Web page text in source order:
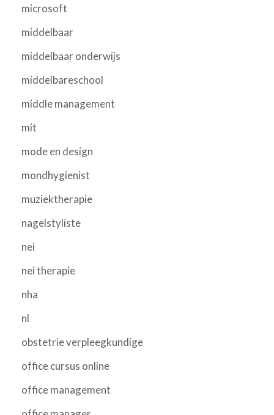
microsoft
middelbaar
middelbaar onderwijs
middelbareschool
middle management
mit
mode en design
mondhygienist
muziektherapie
nagelstyliste
nei
nei therapie
nha
nl
obstetrie verpleegkundige
office cursus online
office management